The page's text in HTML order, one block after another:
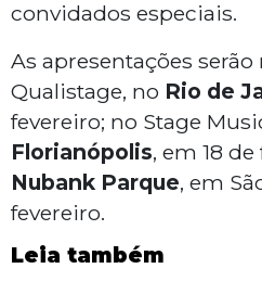
convidados especiais.
As apresentações serão
Qualistage, no Rio de
fevereiro; no Stage
Florianópolis, em 18
Nubank Parque, em
fevereiro.
Leia também